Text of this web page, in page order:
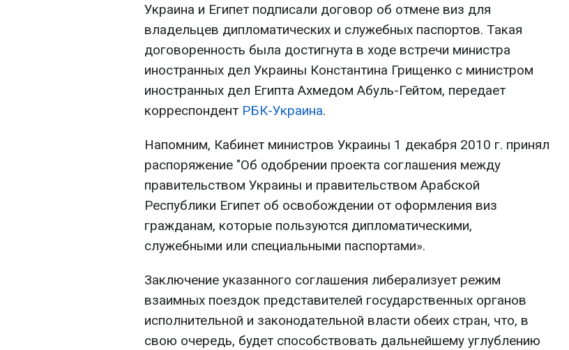
Украина и Египет подписали договор об отмене виз для
владельцев дипломатических и служебных паспортов. Такая
договоренность была достигнута в ходе встречи министра
иностранных дел Украины Константина Грищенко с министром
иностранных дел Египта Ахмедом Абуль-Гейтом, передает
корреспондент РБК-Украина.
Напомним, Кабинет министров Украины 1 декабря 2010 г. принял
распоряжение "Об одобрении проекта соглашения между
правительством Украины и правительством Арабской
Республики Египет об освобождении от оформления виз
гражданам, которые пользуются дипломатическими,
служебными или специальными паспортами».
Заключение указанного соглашения либерализует режим
взаимных поездок представителей государственных органов
исполнительной и законодательной власти обеих стран, что, в
свою очередь, будет способствовать дальнейшему углублению